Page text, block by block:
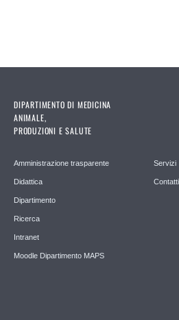
DIPARTIMENTO DI MEDICINA
ANIMALE,
PRODUZIONI E SALUTE
Amministrazione trasparente
Didattica
Dipartimento
Ricerca
Intranet
Moodle Dipartimento MAPS
Servizi
Contatti